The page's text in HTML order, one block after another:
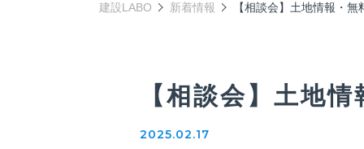
建設LABO 新着情報 【相談会】土地情報・
【相談会】土地
2025.02.17